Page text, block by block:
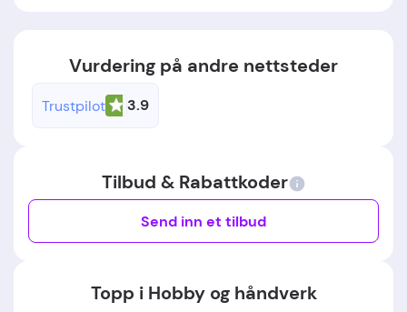
Vurdering på andre nettsteder
Trustpilot 3.9
Tilbud & Rabattkoder
Send inn et tilbud
Topp i Hobby og håndverk